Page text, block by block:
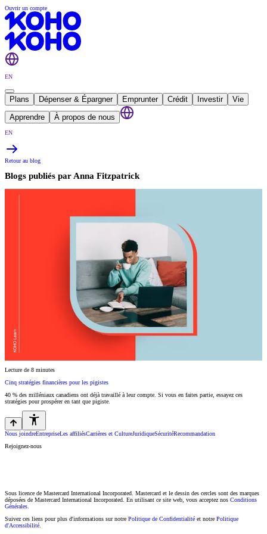
Ouvrir un compte
EN
Plans Dépenser & Épargner Emprunter Crédit Investir
Vie
Apprendre
À propos de nous
EN
Retour au blog
Blogs publiés parAnna Fitzpatrick
Lecture de 8 minutes
Cinq stratégies financières pour les pigistes
40 % des milléniaux canadiens ont déjà travaillé à leur compte. Si vous en faites partie, essayez ces
stratégies pour prospérer en tant que pigiste.
Nous joindreEntrepriseLes affiliésCarrières et CultureJuridiqueSécuritéRecommandation
Rejoignez-nous
Sous licence de Mastercard International Incorporated. Mastercard et le dessin des cercles sont des marques
déposées de Mastercard International Incorporated. En utilisant ce site web, vous acceptez nos Conditions
Générales
Suivez ces liens pour plus d'informations sur notre Politique de Confidentialité et notre Politique
d'Accessibilité